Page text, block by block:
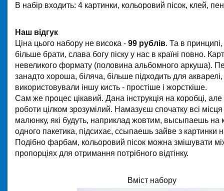
В набір входить: 4 картинки, кольоровий пісок, клей,
Наш відгук
Ціна цього набору не висока - 99 рублів. Та в принципі,
більше брати, слава богу піску у нас в країні повно.
невеликого формату (половина альбомного аркуша).
занадто хороша, біляча, більше підходить для
використовували іншу кисть - простіше і жорсткіше.
Сам же процес цікавий. Дана інструкція на коробці, але
роботи цілком зрозумілий. Намазуєш спочатку всі
малюнку, які будуть, наприклад жовтим, высыпаешь на
одного пакетика, підсихає, ссыпаешь зайве з картинки
Подібно фарбам, кольоровий пісок можна змішувати
пропорціях для отримання потрібного відтінку.
Вміст набору